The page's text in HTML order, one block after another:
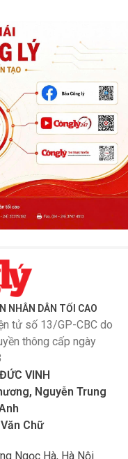
NHÂN DÂN TỐI CAO
tử số 13/GP-CBC do
thông cấp ngày
VINH
Nguyễn Trung
Chữ
Ngọc Hà, Hà Nội